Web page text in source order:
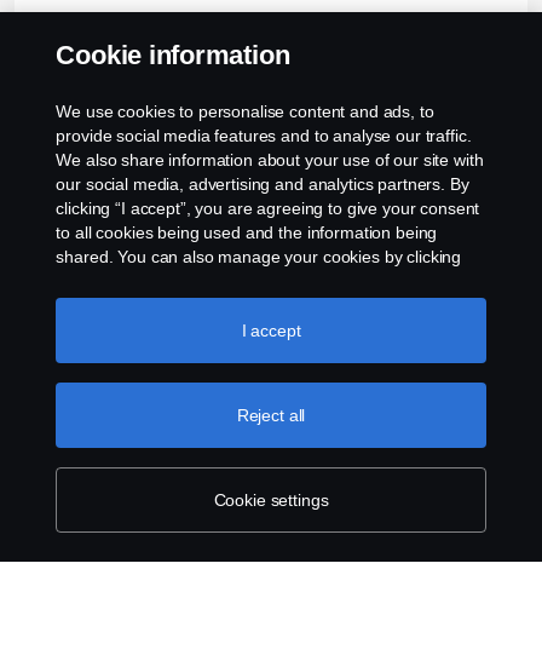
🠄 Collapse
Cookie information
We use cookies to personalise content and ads, to
provide social media features and to analyse our traffic.
We also share information about your use of our site with
our social media, advertising and analytics partners. By
clicking “I accept”, you are agreeing to give your consent
to all cookies being used and the information being
shared. You can also manage your cookies by clicking
like to accept. For a more detailed explanation of how we
use cookies, please visit our cookies section, which you
Cookie settings
Reject all
I accept